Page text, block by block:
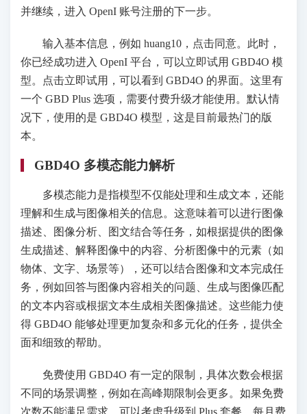
并继续，进入 OpenI 账号注册的下一步。
输入基本信息，例如 huang10，点击同意。此时，
你已经成功进入 OpenI 平台，可以立即试用 GBD4O 模
型。点击立即试用，可以看到 GBD4O 的界面。这里有
一个 GBD Plus 选项，需要付费升级才能使用。默认情
况下，使用的是 GBD4O 模型，这是目前最热门的版
本。
GBD4O 多模态能力解析
多模态能力是指模型不仅能处理和生成文本，还能
理解和生成与图像相关的信息。这意味着可以进行图像
描述、图像分析、图文结合等任务，如根据提供的图像
生成描述、解释图像中的内容、分析图像中的元素（如
物体、文字、场景等），还可以结合图像和文本完成任
务，例如回答与图像内容相关的问题、生成与图像匹配
的文本内容或根据文本生成相关图像描述。这些能力使
得 GBD4O 能够处理更加复杂和多元化的任务，提供全
面和细致的帮助。
免费使用 GBD4O 有一定的限制，具体次数会根据
不同的场景调整，例如在高峰期限制会更多。如果免费